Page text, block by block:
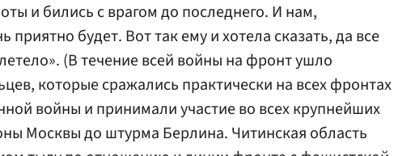
и бились с врагом до последнего. И нам,
приятно будет. Вот так ему и хотела сказать, да все
(В течение всей войны на фронт ушло
которые сражались практически на всех фронтах
войны и принимали участие во всех крупнейших
Москвы до штурма Берлина. Читинская область